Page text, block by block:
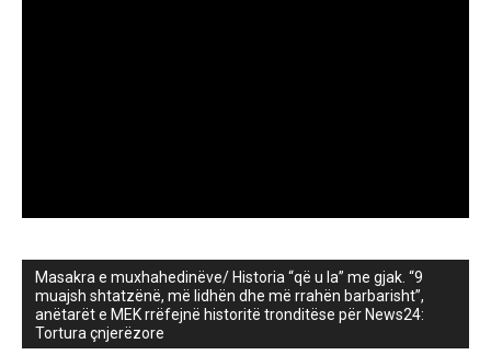
Masakra e muxhahedinëve/ Historia “që u la” me gjak. “9
muajsh shtatzënë, më lidhën dhe më rrahën barbarisht”,
anëtarët e MEK rrëfejnë historitë tronditëse për News24:
Tortura çnjerëzore